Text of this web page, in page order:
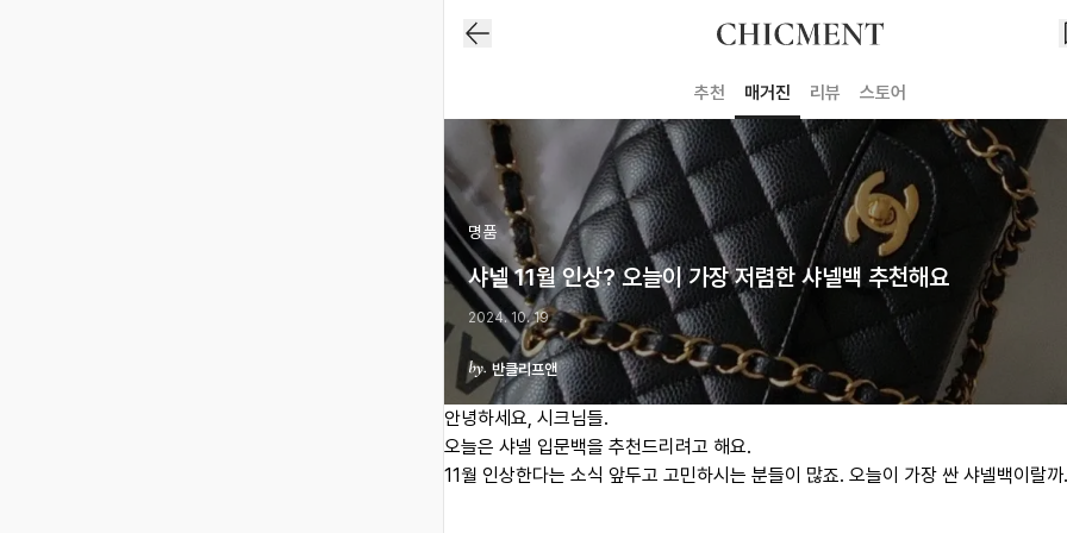
추천 매거진 리뷰 스토어
명품
샤넬 11월 인상? 오늘이 가장 저렴한 샤넬백 추천해요
2024. 10. 19
반클리프앤
안녕하세요, 시크님들.
오늘은 샤넬 입문백을 추천드리려고 해요.
11월 인상한다는 소식 앞두고 고민하시는 분들이 많죠. 오늘이 가장 싼 샤넬백이랄까.